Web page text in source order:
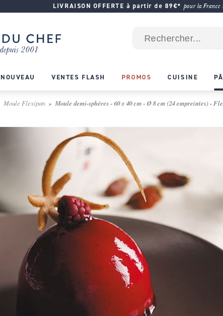
LIVRAISON OFFERTE à partir de 89€* pour la France
NOUVEAU VENTES FLASH PROMOS CUISINE
Moule Flexipan Moule demi-sphères - 60 x 40 cm - Ø 8 cm (24 empreintes) -